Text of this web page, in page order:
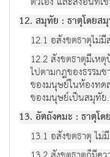
12. สมุทัย : ธาตุโดยส
12.1 อสังขตธาตุไม่
12.2 สังขตธาตุมีเห
ไปตามกฎของธรรม
ของมนุษย์ในห้องทด
ของมนุษย์เป็นสมุทัย.
13. อัตถังคมะ : ธาตุโ
13.1 อสังขตธาตุ ไม่